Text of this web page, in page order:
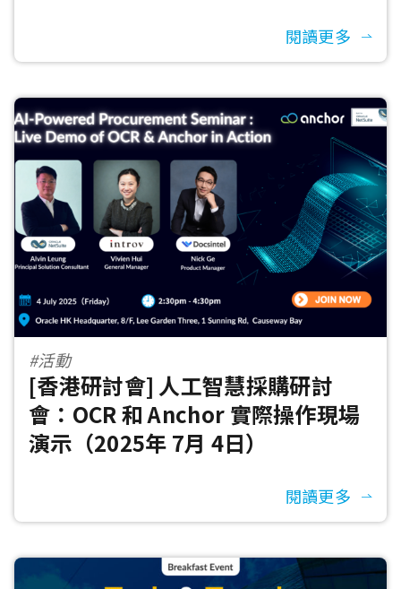
閱讀更多
#活動
[香港研討會] 人工智慧採購研討
會：OCR 和 Anchor 實際操作現場
演示（2025年 7月 4日）
閱讀更多